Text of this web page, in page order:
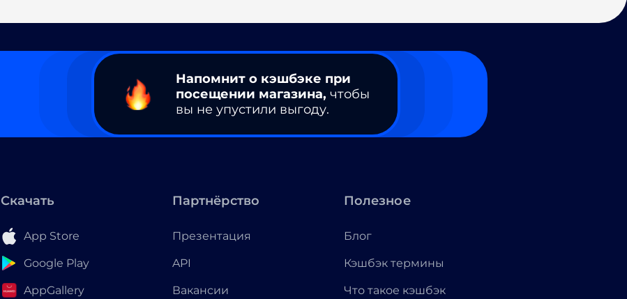
Напомнит о кэшбэке при
посещении магазина, чтобы
вы не упустили выгоду.
Скачать
App Store
Google Play
AppGallery
Партнёрство
Презентация
API
Вакансии
Полезное
Блог
Кэшбэк термины
Что такое кэшбэк